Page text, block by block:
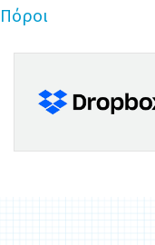
Πόροι